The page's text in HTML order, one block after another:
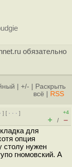
обязательно
+/-
Раскрыть
всё
RSS
] [ · · ·]
+4
+ / –
для
опция
столу нужен
гномовский. А